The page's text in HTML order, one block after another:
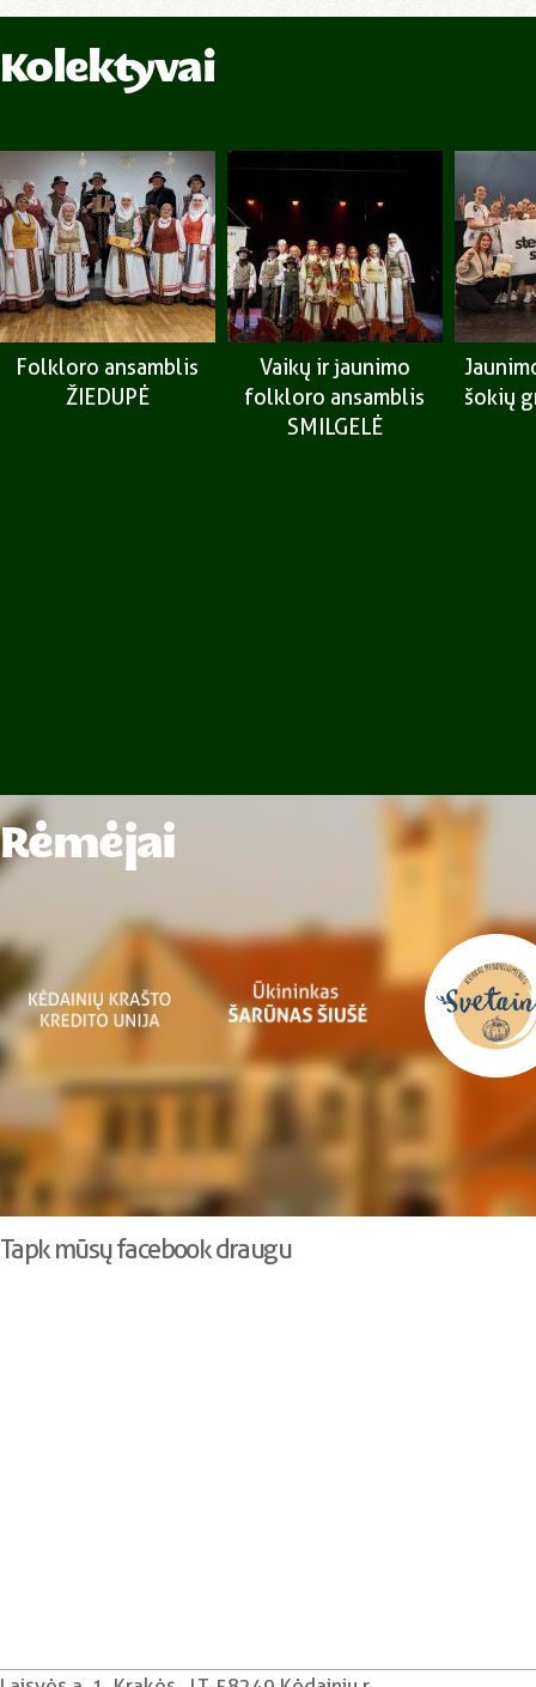
Kolektyvai
Folkloro ansamblis
ŽIEDUPĖ
Vaikų ir jaunimo
folkloro ansamblis
SMILGELĖ
šokių
Rėmėjai
Tapk mūsų facebook draugu